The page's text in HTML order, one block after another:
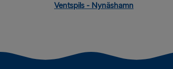
Ventspils - Nynäshamn